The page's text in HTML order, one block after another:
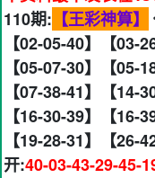
110期: 【王彩神算】
【02-05-40】【03-
【05-07-30】【05-
【07-38-41】【14-
【16-30-39】【16-
【19-28-31】【26-
开:40-03-43-29-45-